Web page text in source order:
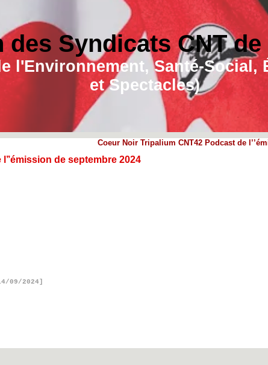
des Syndicats CNT
l'Environnement, Santé-
et Spectacles)
Coeur Noir Tripalium CNT42 Podcast de
de septembre 2024
09/2024]